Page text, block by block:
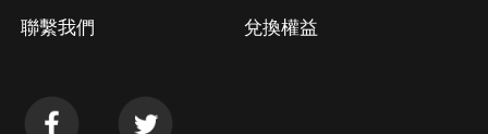
聯繫我們 兌換權益